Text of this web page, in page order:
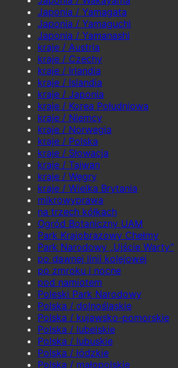
Japonia / Yamagata
Japonia / Yamaguchi
Japonia / Yamanashi
kraje / Austria
kraje / Czechy
kraje / Irlandia
kraje / Islandia
kraje / Japonia
kraje / Korea Południowa
kraje / Niemcy
kraje / Norwegia
kraje / Polska
kraje / Słowacja
kraje / Tajwan
kraje / Węgry
kraje / Wielka Brytania
mikrowyprawa
na trzech kółkach
Ogród Botaniczny UAM
Park Krajobrazowy Chełmy
Park Narodowy „Ujście Warty”
po dawnej linii kolejowej
po zmroku i nocne
pod namiotem
Poleski Park Narodowy
Polska / dolnośląskie
Polska / kujawsko-pomorskie
Polska / lubelskie
Polska / lubuskie
Polska / łódzkie
Polska / małopolskie